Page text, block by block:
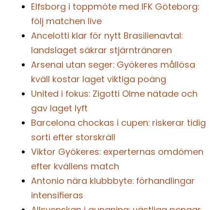
Elfsborg i toppmöte med IFK Göteborg:
följ matchen live
Ancelotti klar för nytt Brasilienavtal:
landslaget säkrar stjärntränaren
Arsenal utan seger: Gyökeres mållösa
kväll kostar laget viktiga poäng
United i fokus: Zigotti Olme nätade och
gav laget lyft
Barcelona chockas i cupen: riskerar tidig
sorti efter storskräll
Viktor Gyökeres: experternas omdömen
efter kvällens match
Antonio nära klubbbyte: förhandlingar
intensifieras